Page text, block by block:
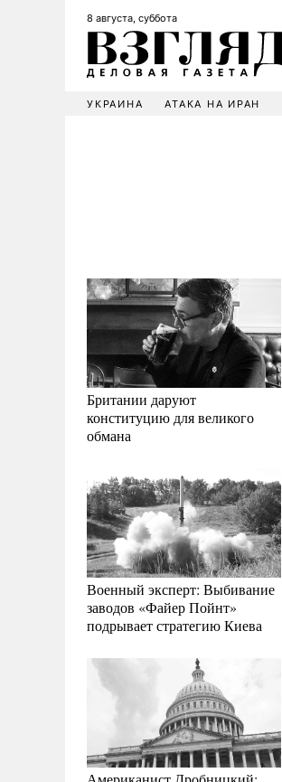
8 августа, суббота
УКРАИНА АТАКА НА ИРАН
Британии даруют
конституцию для великого
обмана
Военный эксперт: Выбивание
заводов «Файер Пойнт»
подрывает стратегию Киева